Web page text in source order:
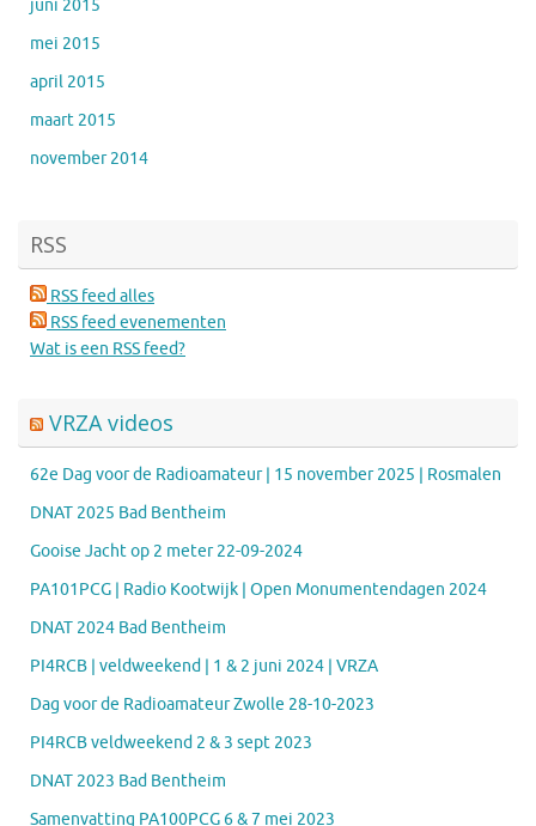
juni 2015
mei 2015
april 2015
maart 2015
november 2014
RSS
RSS feed alles
RSS feed evenementen
Wat is een RSS feed?
VRZA videos
62e Dag voor de Radioamateur | 15 november 2025 | Rosmalen
DNAT 2025 Bad Bentheim
Gooise Jacht op 2 meter 22-09-2024
PA101PCG | Radio Kootwijk | Open Monumentendagen 2024
DNAT 2024 Bad Bentheim
PI4RCB | veldweekend | 1 & 2 juni 2024 | VRZA
Dag voor de Radioamateur Zwolle 28-10-2023
PI4RCB veldweekend 2 & 3 sept 2023
DNAT 2023 Bad Bentheim
Samenvatting PA100PCG 6 & 7 mei 2023